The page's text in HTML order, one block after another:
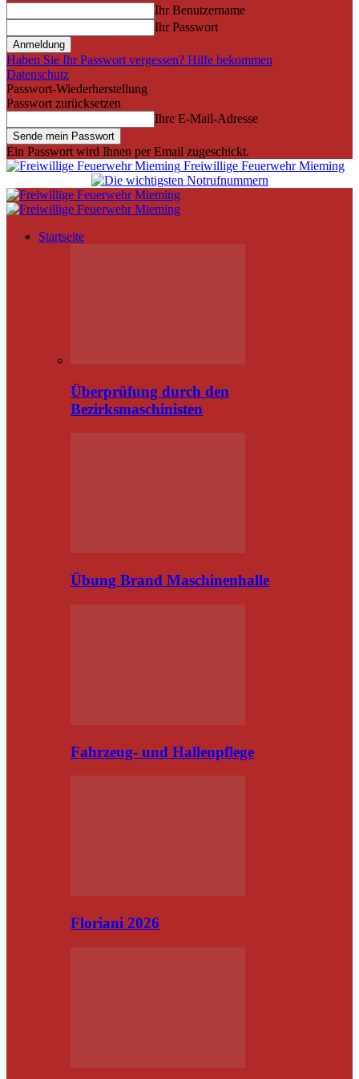
Ihr Benutzername
Ihr Passwort
Haben Sie Ihr Passwort vergessen? Hilfe bekommen
Datenschutz
Passwort-Wiederherstellung
Passwort zurücksetzen
Ihre E-Mail-Adresse
Ein Passwort wird Ihnen per Email zugeschickt.
Freiwillige Feuerwehr Mieming
Startseite
Überprüfung durch den
Bezirksmaschinisten
Übung Brand Maschinenhalle
Fahrzeug- und Hallenpflege
Floriani 2026